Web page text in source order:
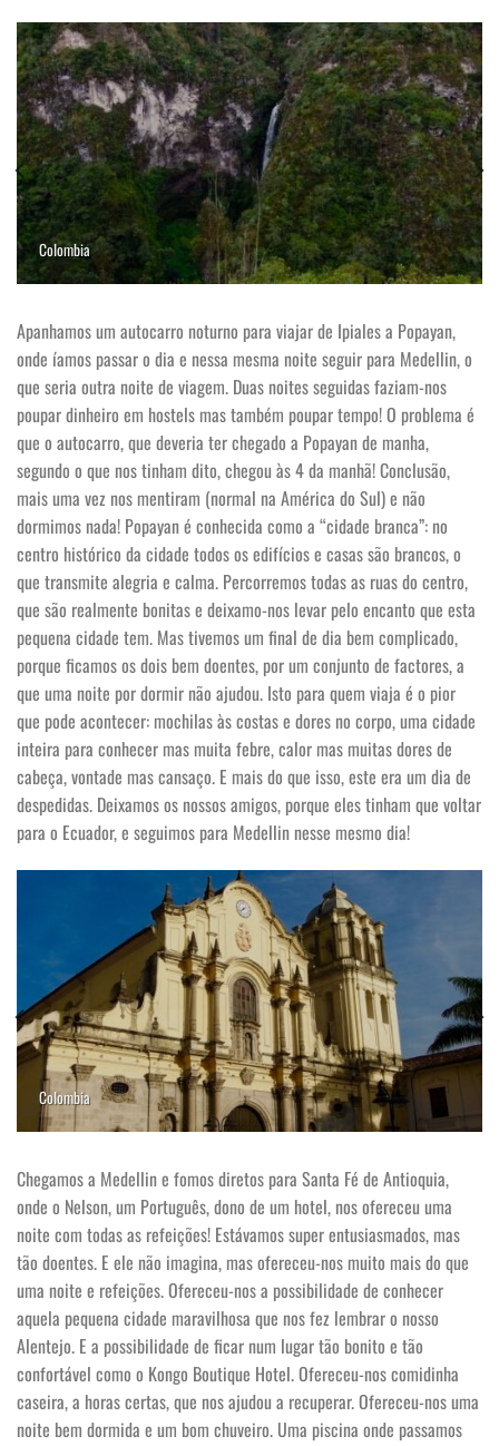
Colombia
Apanhamos um autocarro noturno para viajar de Ipiales a Popayan,
onde íamos passar o dia e nessa mesma noite seguir para Medellin, o
que seria outra noite de viagem. Duas noites seguidas faziam-nos
poupar dinheiro em hostels mas também poupar tempo! O problema é
que o autocarro, que deveria ter chegado a Popayan de manha,
segundo o que nos tinham dito, chegou às 4 da manhã! Conclusão,
mais uma vez nos mentiram (normal na América do Sul) e não
dormimos nada! Popayan é conhecida como a “cidade branca”: no
centro histórico da cidade todos os edifícios e casas são brancos, o
que transmite alegria e calma. Percorremos todas as ruas do centro,
que são realmente bonitas e deixamo-nos levar pelo encanto que esta
pequena cidade tem. Mas tivemos um final de dia bem complicado,
porque ficamos os dois bem doentes, por um conjunto de factores, a
que uma noite por dormir não ajudou. Isto para quem viaja é o pior
que pode acontecer: mochilas às costas e dores no corpo, uma cidade
inteira para conhecer mas muita febre, calor mas muitas dores de
cabeça, vontade mas cansaço. E mais do que isso, este era um dia de
despedidas. Deixamos os nossos amigos, porque eles tinham que voltar
para o Ecuador, e seguimos para Medellin nesse mesmo dia!
Colombia
Chegamos a Medellin e fomos diretos para Santa Fé de Antioquia,
onde o Nelson, um Português, dono de um hotel, nos ofereceu uma
noite com todas as refeições! Estávamos super entusiasmados, mas
tão doentes. E ele não imagina, mas ofereceu-nos muito mais do que
uma noite e refeições. Ofereceu-nos a possibilidade de conhecer
aquela pequena cidade maravilhosa que nos fez lembrar o nosso
Alentejo. E a possibilidade de ficar num lugar tão bonito e tão
confortável como o Kongo Boutique Hotel. Ofereceu-nos comidinha
caseira, a horas certas, que nos ajudou a recuperar. Ofereceu-nos uma
noite bem dormida e um bom chuveiro. Uma piscina onde passamos